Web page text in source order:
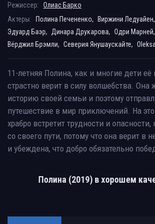
Режиссер:
Олиас Барко
Актеры:
Полина Печененко, Виржини Ледуайен,
Эдуард Баэр,
Динара Друкарова, Одри Марней,
Вёрджил Брэмли, Северия Янушаускайте,
11-летняя Полина, как и многие дети её
страстно верит в силу волшебства. Она
историю своей семьи и поэтому
путешествие в мир приключений. На
храбро встретит трудности и опасности,
со своего пути, потому что она верит в
и убеждена, что добро обязательно
Полина (2019) в хорошем